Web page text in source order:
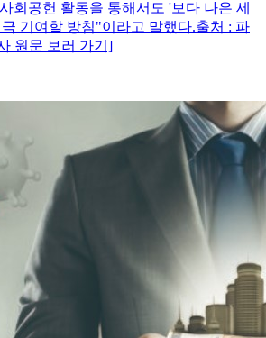
회공헌 활동을 통해서도 '보다 나은 세
기여할 방침"이라고 말했다.출처 : 파
원문 보러 가기]